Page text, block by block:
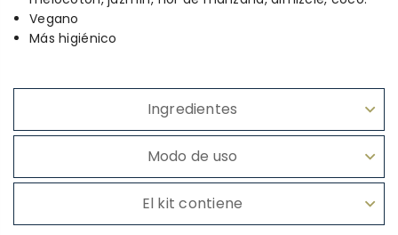
Vegano
Más higiénico
Ingredientes
Modo de uso
El kit contiene